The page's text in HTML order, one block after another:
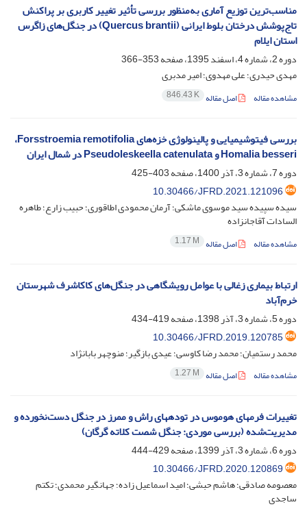
مناسب‌ترین توزیع آماری به‌منظور بررسی تأثیر تغییر کاربری بر پراکنش
تاج‌پوشش درختان بلوط ایرانی (Quercus brantii) در جنگل‌های زاگرس
استان ایلام
دوره 2، شماره 4، اسفند 1395، صفحه
353-366
مهدی حیدری؛ علی مهدوی؛ امیر مدبری
مشاهده مقاله اصل مقاله 846.43 K
بررسی فیتوشیمیایی و پالینولوژی‌ خزه‌های ‏Forsstroemia remotifolia،
دوره 7، شماره 3، آذر 1400، صفحه
403-425
10.30466/JFRD.2021.121096
سیده سپیده سید موسوی ماشکی؛ آرمان محمودی اطاقوری؛ حبیب زارع؛ طاهره
السادات آقاجانزاده
مشاهده مقاله اصل مقاله 1.17 M
ارتباط بیماری زغالی با عوامل رویشگاهی در جنگل‌های کاکاشرف شهرستان
خرم‌آباد
دوره 5، شماره 3، آذر 1398، صفحه
419-434
10.30466/JFRD.2019.120785
محمد رستمیان؛ محمد رضا کاوسی؛ عیدی بازگیر؛ منوچهر بابانژاد
مشاهده مقاله اصل مقاله 1.27 M
تغییرات فرم‏‏های هوموس در توده‎های راش و ممرز در جنگل دست‌نخورده و
مدیریت‌شده (بررسی موردی: جنگل شصت کلاته گرگان)
دوره 6، شماره 3، آذر 1399، صفحه
429-444
10.30466/JFRD.2020.120869
معصومه صادقی؛ هاشم حبشی؛ امید اسماعیل زاده؛ جهانگیر محمدی؛ تکتم
ساجدی